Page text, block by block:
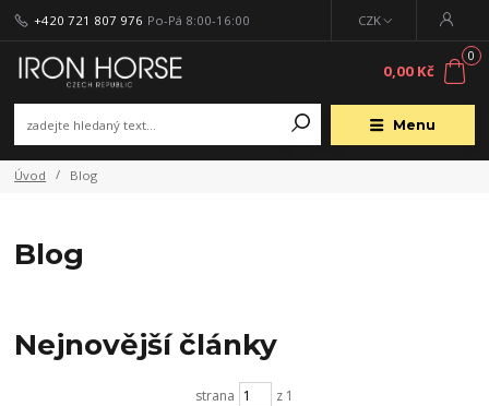
Menu
CZK
+420 721 807 976 Po-Pá 8:00-16:00
0
0,00 Kč
Úvod Blog
Blog
Nejnovější články
strana z 1